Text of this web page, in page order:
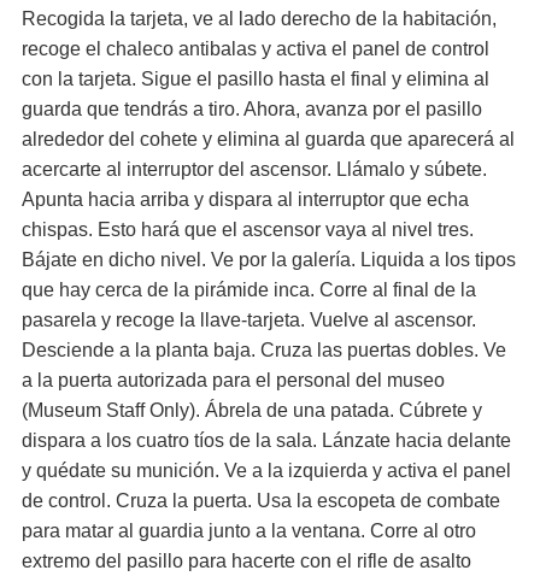
Recogida la tarjeta, ve al lado derecho de la habitación,
recoge el chaleco antibalas y activa el panel de control
con la tarjeta. Sigue el pasillo hasta el final y elimina al
guarda que tendrás a tiro. Ahora, avanza por el pasillo
alrededor del cohete y elimina al guarda que aparecerá al
acercarte al interruptor del ascensor. Llámalo y súbete.
Apunta hacia arriba y dispara al interruptor que echa
chispas. Esto hará que el ascensor vaya al nivel tres.
Bájate en dicho nivel. Ve por la galería. Liquida a los tipos
que hay cerca de la pirámide inca. Corre al final de la
pasarela y recoge la llave-tarjeta. Vuelve al ascensor.
Desciende a la planta baja. Cruza las puertas dobles. Ve
a la puerta autorizada para el personal del museo
(Museum Staff Only). Ábrela de una patada. Cúbrete y
dispara a los cuatro tíos de la sala. Lánzate hacia delante
y quédate su munición. Ve a la izquierda y activa el panel
de control. Cruza la puerta. Usa la escopeta de combate
para matar al guardia junto a la ventana. Corre al otro
extremo del pasillo para hacerte con el rifle de asalto